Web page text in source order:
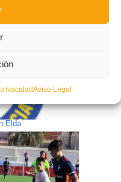
Aviso Legal
Elda